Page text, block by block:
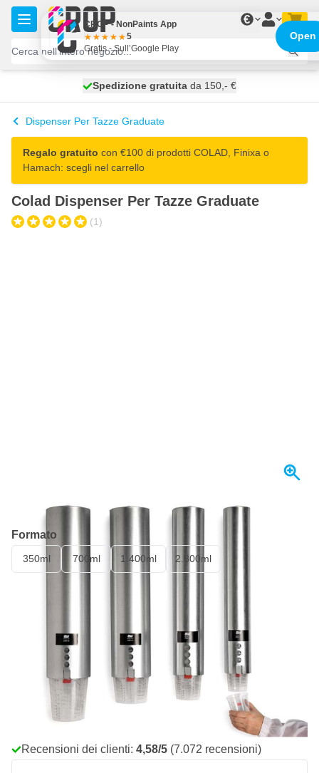
Salta al contenuto
€
spedito oggi
Spedizione gratuita da 150,- €
100 giorni
Dispenser Per Tazze Graduate
Regalo gratuito con €100 di prodotti COLAD, Finixa o
Hamach: scegli nel carrello
Colad Dispenser Per Tazze Graduate
(1)
Spedito oggi
Formato
350ml 700ml 1.400ml 2.300ml
Aggiungi al Carrello
Ordina entro le 23:59,
spedito oggi
Spedizione gratuita
Recensioni dei clienti: 4,58/5 (7.072 recensioni)
CROP - NonPaints App
5
Gratis - Sull’Google Play
Open